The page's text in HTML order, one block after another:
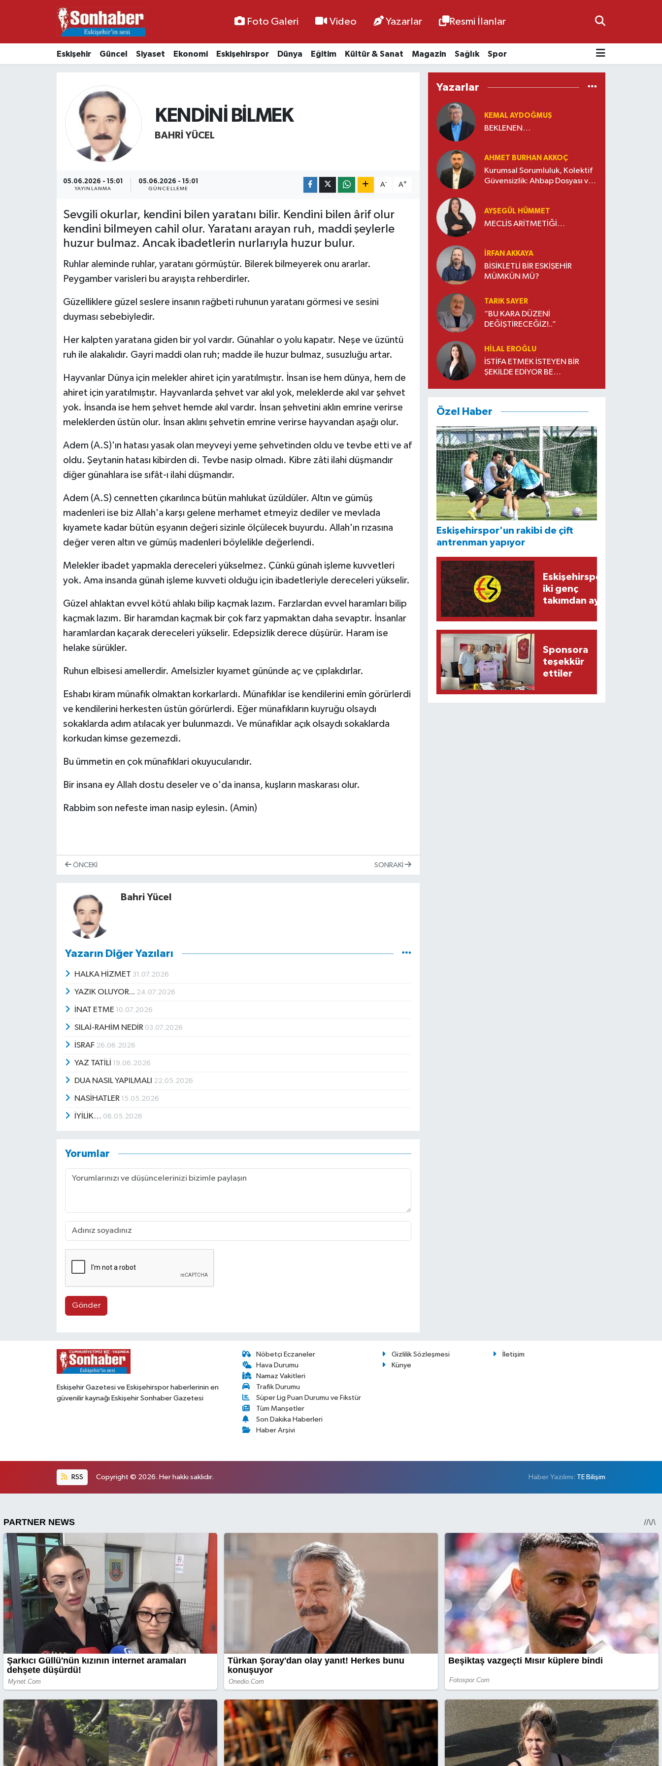
Foto Galeri Video Yazarlar Resmi İlanlar
Eskişehir Güncel Siyaset Ekonomi Eskişehirspor Dünya Eğitim Kültür & Sanat Magazin Sağlık Spor
KENDİNİ BİLMEK
BAHRI YÜCEL
05.06.2026 - 15:01
YAYINLANMA
05.06.2026 - 15:01
GÜNCELLEME
A- A+
Sevgili okurlar, kendini bilen yaratanı bilir. Kendini bilen ârif olur
kendini bilmeyen cahil olur. Yaratanı arayan ruh, maddi şeylerle
huzur bulmaz. Ancak ibadetlerin nurlarıyla huzur bulur.
Ruhlar aleminde ruhlar, yaratanı görmüştür. Bilerek bilmeyerek onu ararlar.
Peygamber varisleri bu arayışta rehberdirler.
Güzelliklere güzel seslere insanın rağbeti ruhunun yaratanı görmesi ve sesini
duyması sebebiyledir.
Her kalpten yaratana giden bir yol vardır. Günahlar o yolu kapatır. Neşe ve üzüntü
ruh ile alakalıdır. Gayri maddi olan ruh; madde ile huzur bulmaz, susuzluğu artar.
Hayvanlar Dünya için melekler ahiret için yaratılmıştır. İnsan ise hem dünya, hem de
ahiret için yaratılmıştır. Hayvanlarda şehvet var akıl yok, meleklerde akıl var şehvet
yok. İnsanda ise hem şehvet hemde akıl vardır. İnsan şehvetini aklın emrine verirse
meleklerden üstün olur. İnsan aklını şehvetin emrine verirse hayvandan aşağı olur.
Adem (A.S)'ın hatası yasak olan meyveyi yeme şehvetinden oldu ve tevbe etti ve af
oldu. Şeytanin hatası kibirden di. Tevbe nasip olmadı. Kibre zâti ilahi düşmandır
diğer günahlara ise sıfât-ı ilahi düşmandır.
Adem (A.S) cennetten çıkarılınca bütün mahlukat üzüldüler. Altın ve gümüş
madenleri ise biz Allah'a karşı gelene merhamet etmeyiz dediler ve mevlada
kıyamete kadar bütün eşyanın değeri sizinle ölçülecek buyurdu. Allah'ın rızasına
değer veren altın ve gümüş madenleri böylelikle değerlendi.
Melekler ibadet yapmakla dereceleri yükselmez. Çünkü günah işleme kuvvetleri
yok. Ama insanda günah işleme kuvveti olduğu için ibadetleriyle dereceleri yükselir.
Güzel ahlaktan evvel kötü ahlakı bilip kaçmak lazım. Farzlardan evvel haramları bilip
kaçmak lazım. Bir haramdan kaçmak bir çok farz yapmaktan daha sevaptır. İnsanlar
haramlardan kaçarak dereceleri yükselir. Edepsizlik derece düşürür. Haram ise
helake sürükler.
Ruhun elbisesi amellerdir. Amelsizler kıyamet gününde aç ve çıplakdırlar.
Eshabı kiram münafık olmaktan korkarlardı. Münafıklar ise kendilerini emîn görürlerdi
ve kendilerini herkesten üstün görürlerdi. Eğer münafıkların kuyruğu olsaydı
sokaklarda adım atılacak yer bulunmazdı. Ve münafıklar açık olsaydı sokaklarda
korkudan kimse gezemezdi.
Bu ümmetin en çok münafıklari okuyucularıdır.
Bir insana ey Allah dostu deseler ve o'da inansa, kuşların maskarası olur.
Rabbim son nefeste iman nasip eylesin. (Amin)
ÖNCEKI SONRAKI
Bahri Yücel
Yazarın Diğer Yazıları
HALKA HİZMET 31.07.2026
YAZIK OLUYOR... 24.07.2026
İNAT ETME 10.07.2026
SILAİ-RAHİM NEDİR 03.07.2026
İSRAF 26.06.2026
YAZ TATİLİ 19.06.2026
DUA NASIL YAPILMALI 22.05.2026
NASİHATLER 15.05.2026
İYİLİK… 08.05.2026
Yorumlar
Gönder
Yazarlar
KEMAL AYDOĞMUŞ
BEKLENEN…
AHMET BURHAN AKKOÇ
Kurumsal Sorumluluk, Kolektif
Güvensizlik: Ahbap Dosyası ve
AYŞEGÜL HÜMMET
MECLİS ARİTMETİĞİ…
İRFAN AKKAYA
BİSİKLETLİ BİR ESKİŞEHİR
MÜMKÜN MÜ?
TARIK SAYER
“BU KARA DÜZENİ
DEĞİŞTİRECEĞİZ!..”
HILAL EROĞLU
İSTİFA ETMEK İSTEYEN BİR
ŞEKİLDE EDİYOR BE…
Özel Haber
Eskişehirspor'un rakibi de çift
antrenman yapıyor
Eskişehirspor'da
iki genç
takımdan ayrıldı
Sponsora
teşekkür
ettiler
Eskişehir Gazetesi ve Eskişehirspor haberlerinin en
güvenilir kaynağı Eskişehir Sonhaber Gazetesi
Nöbetçi Eczaneler
Hava Durumu
Namaz Vakitleri
Trafik Durumu
Süper Lig Puan Durumu ve Fikstür
Tüm Manşetler
Son Dakika Haberleri
Haber Arşivi
Gizlilik Sözleşmesi
İletişim
Künye
RSS Copyright © 2026. Her hakkı saklıdır. Haber Yazılımı: TE Bilişim
Eğitim
Kültür & Sanat
Resmi İlanlar
Nöbetçi Eczaneler
Hava Durumu
Namaz Vakitleri
Trafik Durumu
Süper Lig Puan Durumu ve Fikstür
Son Dakika Haberleri
Haber Arşivi